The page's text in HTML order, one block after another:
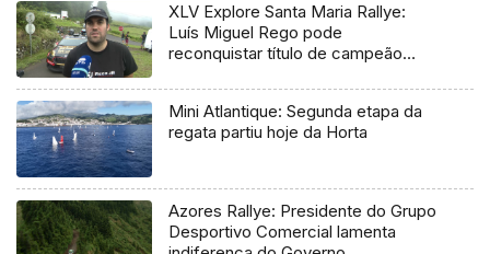
XLV Explore Santa Maria Rallye:
Luís Miguel Rego pode
reconquistar título de campeão
Mini Atlantique: Segunda etapa da
regata partiu hoje da Horta
Azores Rallye: Presidente do Grupo
Desportivo Comercial lamenta